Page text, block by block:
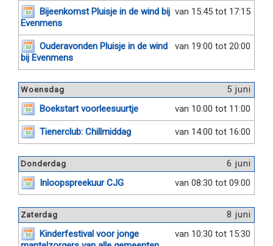
van 15:45 tot 17:15
Bijeenkomst Pluisje in de wind bij
Evenmens
van 19:00 tot 20:00
Ouderavonden Pluisje in de wind
bij Evenmens
5 juni
Woensdag
van 10:00 tot 11:00
Boekstart voorleesuurtje
van 14:00 tot 16:00
Tienerclub: Chillmiddag
6 juni
Donderdag
van 08:30 tot 09:00
Inloopspreekuur CJG
8 juni
Zaterdag
van 10:30 tot 15:30
Kinderfestival voor jonge